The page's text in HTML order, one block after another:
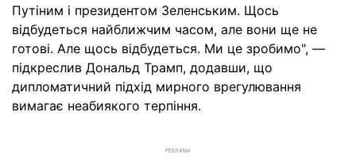
Путіним і президентом Зеленським. Щось
відбудеться найближчим часом, але вони ще не
готові. Але щось відбудеться. Ми це зробимо", —
підкреслив Дональд Трамп, додавши, що
дипломатичний підхід мирного врегулювання
вимагає неабиякого терпіння.
РЕКЛАМА